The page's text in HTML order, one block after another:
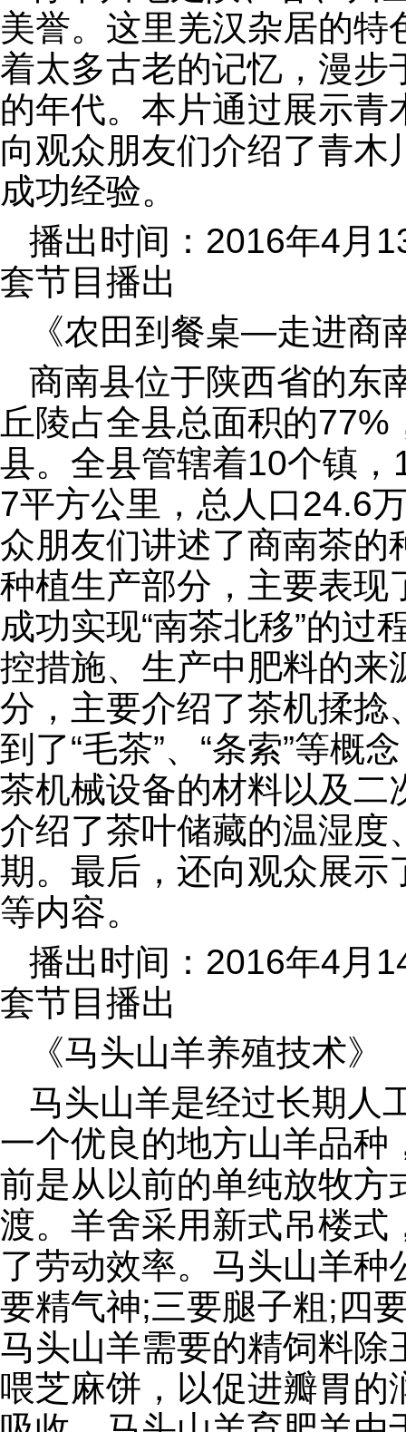
美誉。这里羌汉杂居的
着太多古老的记忆，漫步
的年代。本片通过展示
向观众朋友们介绍了青
成功经验。
播出时间：2016年4月
套节目播出
《农田到餐桌—走进商
商南县位于陕西省的东
丘陵占全县总面积的
县。全县管辖着10个镇
7平方公里，总人口24.6
众朋友们讲述了商南茶的
种植生产部分，主要表现
成功实现“南茶北移”的过
控措施、生产中肥料的来
分，主要介绍了茶机揉捻
到了“毛茶”、“条索”等概
茶机械设备的材料以及二
介绍了茶叶储藏的温湿度
期。最后，还向观众展示
等内容。
播出时间：2016年4月
套节目播出
《马头山羊养殖技术》
马头山羊是经过长期人
一个优良的地方山羊品种
前是从以前的单纯放牧方
渡。羊舍采用新式吊楼式
了劳动效率。马头山羊
要精气神;三要腿子粗;四
马头山羊需要的精饲料除
喂芝麻饼，以促进瓣胃的